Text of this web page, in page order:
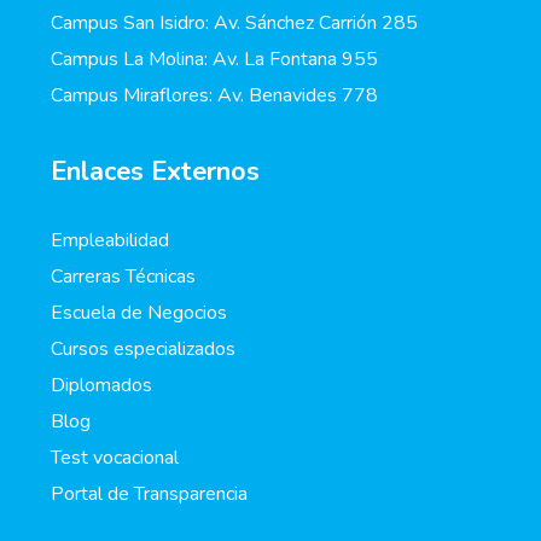
Campus San Isidro: Av. Sánchez Carrión 285
Campus La Molina: Av. La Fontana 955
Campus Miraflores: Av. Benavides 778
Enlaces Externos
Empleabilidad
Carreras Técnicas
Escuela de Negocios
Cursos especializados
Diplomados
Blog
Test vocacional
Portal de Transparencia